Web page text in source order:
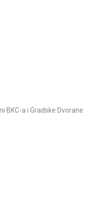
BKC-a i Gradske Dvorane